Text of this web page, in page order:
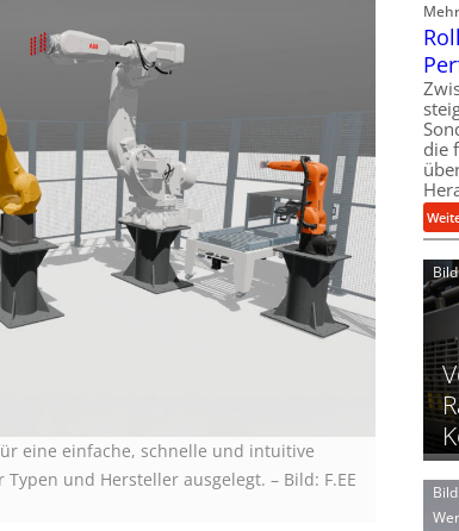
eine einfache, schnelle und intuitive
und Hersteller ausgelegt. – Bild: F.EE
die